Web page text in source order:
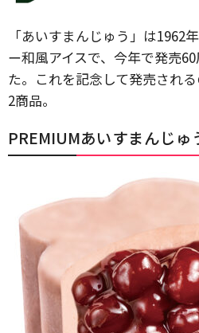
「あいすまんじゅう」は1962
ー和風アイスで、今年で発売
た。これを記念して発売され
2商品。
PREMIUMあいすまんじゅ